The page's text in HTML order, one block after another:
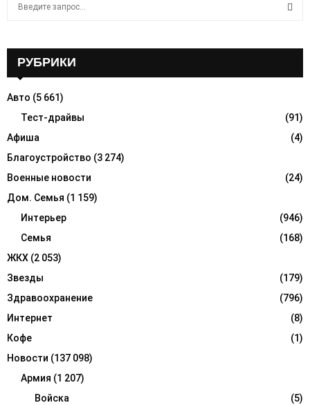
o
R
C
H
РУБРИКИ
Авто (5 661)
Тест-драйвы
(91)
Афиша
(4)
Благоустройство (3 274)
Военные новости
(24)
Дом. Семья (1 159)
Интерьер
(946)
Семья
(168)
ЖКХ (2 053)
Звезды
(179)
Здравоохранение
(796)
Интернет
(8)
Кофе
(1)
Новости (137 098)
Армия (1 207)
Войска
(5)